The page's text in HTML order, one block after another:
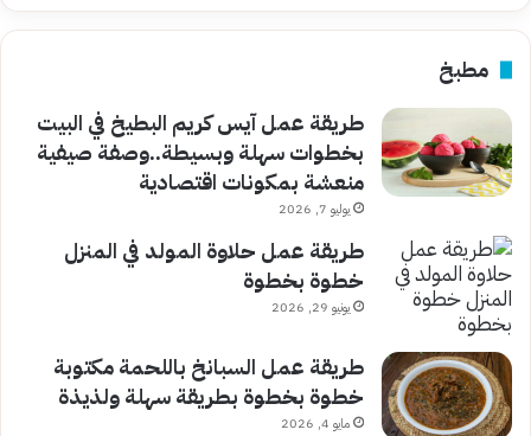
مطبخ
طريقة عمل آيس كريم البطيخ في البيت
بخطوات سهلة وبسيطة..وصفة صيفية
منعشة بمكونات اقتصادية
يوليو 7, 2026
طريقة عمل حلاوة المولد في المنزل
خطوة بخطوة
يونيو 29, 2026
طريقة عمل السبانخ باللحمة مكتوبة
خطوة بخطوة بطريقة سهلة ولذيذة
مايو 4, 2026